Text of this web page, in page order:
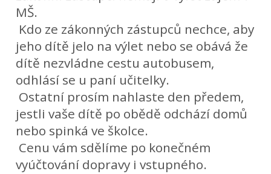
MŠ.
Kdo ze zákonných zástupců nechce, aby
jeho dítě jelo na výlet nebo se obává že
dítě nezvládne cestu autobusem,
odhlásí se u paní učitelky.
Ostatní prosím nahlaste den předem,
jestli vaše dítě po obědě odchází domů
nebo spinká ve školce.
Cenu vám sdělíme po konečném
vyúčtování dopravy i vstupného.